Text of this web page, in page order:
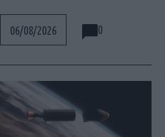
06/08/2026 0